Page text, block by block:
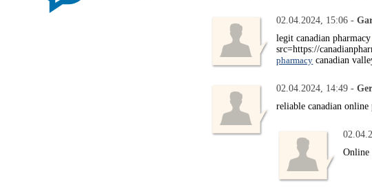
02.04.2024, 15:06 -
legit canadian
src=https://
pharmacy canadian
02.04.2024, 14:49 -
reliable canadian